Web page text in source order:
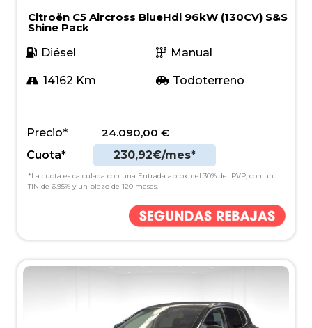
Citroën C5 Aircross BlueHdi 96kW (130CV) S&S
Shine Pack
Diésel
Manual
14162 Km Todoterreno
Precio* 24.090,00 €
Cuota*
230,92€/mes*
*La cuota es calculada con una Entrada aprox. del 30% del PVP, con un
TIN de 6.95% y un plazo de 120 meses.